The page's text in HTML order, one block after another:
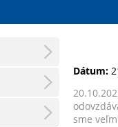
Dátum:
sme